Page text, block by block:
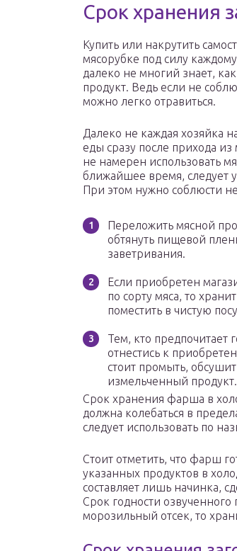
Срок хранения
Купить или накрутить
мясорубке под силу
далеко не многий знает,
продукт. Ведь если не
можно легко отравиться.
Далеко не каждая хозяйка
еды сразу после прихода из
не намерен использовать
ближайшее время, следует
При этом нужно соблюсти
Переложить мясной
обтянуть пищевой
заветривания.
Если приобретен
по сорту мяса, то
поместить в чистую
Тем, кто предпочитает
отнестись к
стоит промыть,
измельченный продукт.
Срок хранения фарша в
должна колебаться в
следует использовать по
Стоит отметить, что фарш
указанных продуктов в
составляет лишь начинка,
Срок годности озвученного
морозильный отсек, то